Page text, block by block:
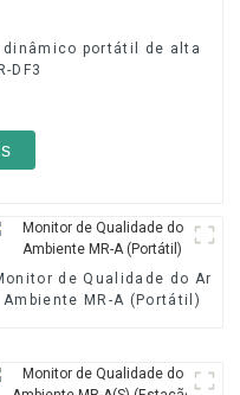
portátil de alta
DF3
de Qualidade do Ar
Ambiente MR-A (Portátil)